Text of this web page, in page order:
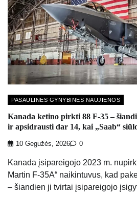
PASAULINĖS GYNYBINĖS NAUJIENOS
Kanada ketino pirkti 88 F-35 –
ir apsidrausti dar 14, kai „Saab“
10 Gegužės, 2026 0
Kanada įsipareigojo 2023 m.
Martin F-35A“ naikintuvus, kad
– šiandien ji tvirtai įsipareigojo